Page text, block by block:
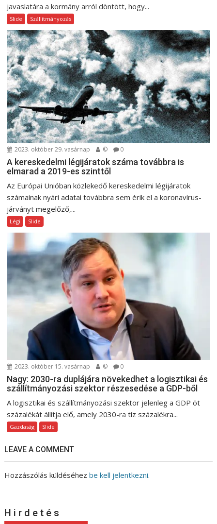
javaslatára a kormány arról döntött, hogy...
Slide Szállítmányozás
2023. október 29. vasárnap © 0
A kereskedelmi légijáratok száma továbbra is
elmarad a 2019-es szinttől
Az Európai Unióban közlekedő kereskedelmi légijáratok
számainak nyári adatai továbbra sem érik el a koronavírus-
járványt megelőző,...
Légi Slide
2023. október 15. vasárnap © 0
Nagy: 2030-ra duplájára növekedhet a logisztikai és
szállítmányozási szektor részesedése a GDP-ből
A logisztikai és szállítmányozási szektor jelenleg a GDP öt
százalékát állítja elő, amely 2030-ra tíz százalékra...
Gazdaság Slide
LEAVE A COMMENT
Hozzászólás küldéséhezbe kell jelentkezni.
H i r d e t é s